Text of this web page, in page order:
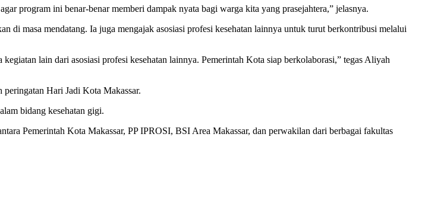
program ini benar-benar memberi dampak nyata bagi warga kita yang prasejahtera,” jelasnya.
masa mendatang. Ia juga mengajak asosiasi profesi kesehatan lainnya untuk turut berkontribusi melalui
lain dari asosiasi profesi kesehatan lainnya. Pemerintah Kota siap berkolaborasi,” tegas Aliyah
Hari Jadi Kota Makassar.
bidang kesehatan gigi.
Pemerintah Kota Makassar, PP IPROSI, BSI Area Makassar, dan perwakilan dari berbagai fakultas